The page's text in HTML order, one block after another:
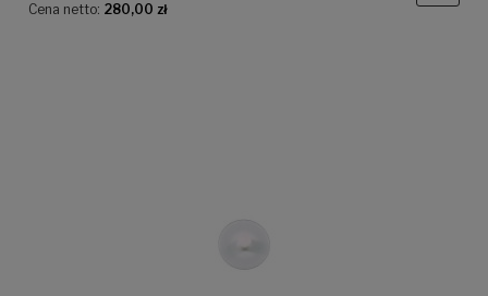
Cena netto: 280,00 zł